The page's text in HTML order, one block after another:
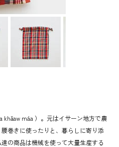
khǎaw máa ）。元はイサーン地方で農
巻きに使ったりと、暮らしに寄り添
の商品は機械を使って大量生産する